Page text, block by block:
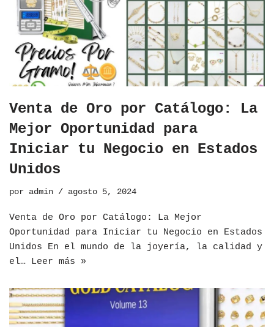
Venta de Oro por Catálogo: La
Mejor Oportunidad para
Iniciar tu Negocio en Estados
Unidos
por admin agosto 5, 2024
Venta de Oro por Catálogo: La Mejor
Oportunidad para Iniciar tu Negocio en Estados
Unidos En el mundo de la joyería, la calidad y
el… Leer más »